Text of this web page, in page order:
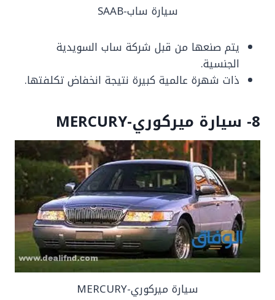
سيارة ساب-SAAB
يتم صنعها من قبل شركة ساب السويدية
الجنسية.
ذات شهرة عالمية كبيرة نتيجة انخفاض تكلفتها.
8- سيارة ميركوري-MERCURY
سيارة ميركوري-MERCURY